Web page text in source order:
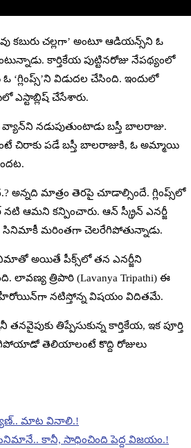
కబురు చల్లగా’ అంటూ ఆడియన్స్‌ని ఓ
కార్తికేయ పుట్టినరోజు నేపథ్యంలో
‘గ్లింప్స్‌’ని విడుదల చేసింది. ఇందులో
ఎస్టాబ్లిష్‌ చేసేశారు.
నడుపుతుంటాడు బస్తీ బాలరాజు.
చిరాకు పడే బస్తీ బాలరాజుకి, ఓ అమ్మాయి
మాత్రం తెరపై చూడాల్సిందే. గ్లింప్స్‌లో
ఆమని కన్పించారు. ఆన్‌ స్క్రీన్‌ ఎనర్జీ
మరింతగా చెలరేగిపోతున్నాడు.
అయితే పీక్స్‌లో తన ఎనర్జీని
లావణ్య త్రిపాఠి (Lavanya Tripathi) ఈ
నటిస్తోన్న విషయం విదితమే.
తనవైపుకు తిప్పేసుకున్న కార్తికేయ, ఇక పూర్తి
తెలియాలంటే కొద్ది రోజులు
మాట వినాలి.!
సినిమానే.. కానీ, సాధించింది పెద్ద విజయం.!